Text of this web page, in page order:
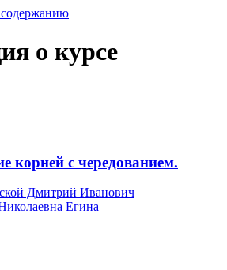
о курсе
корней с чередованием.
Дмитрий Иванович
Егина